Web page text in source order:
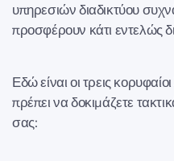
υπηρεσιών διαδικτύου
προσφέρουν κάτι εντελώς
Εδώ είναι οι τρεις
πρέπει να δοκιμάζετε
σας: